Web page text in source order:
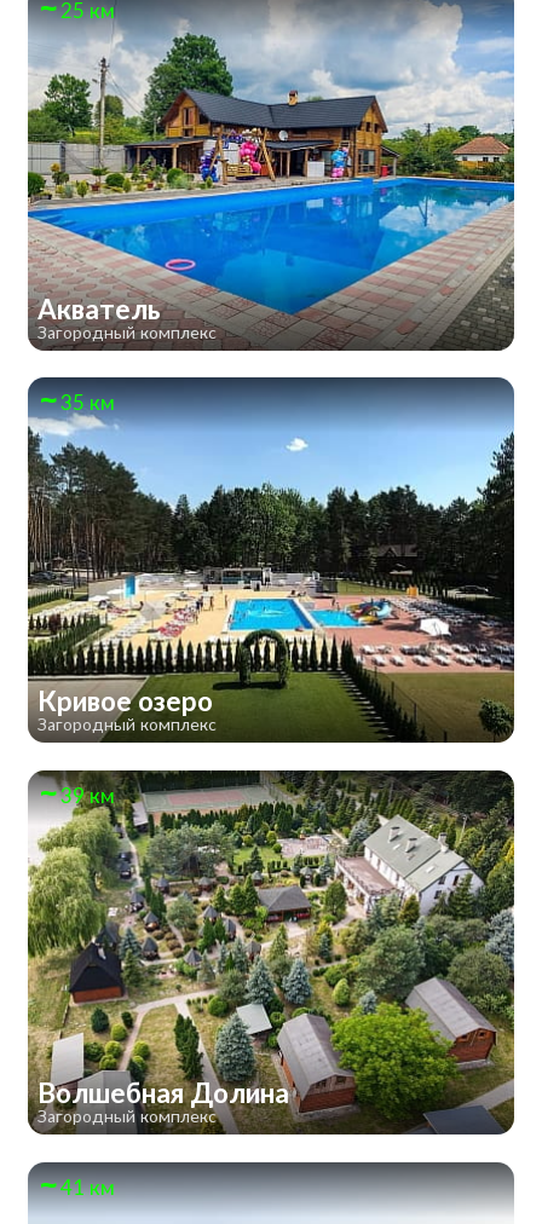
25 км
Акватель
Загородный комплекс
35 км
Кривое озеро
Загородный комплекс
39 км
Волшебная Долина
Загородный комплекс
41 км